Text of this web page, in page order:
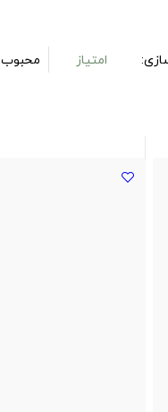
امتیاز